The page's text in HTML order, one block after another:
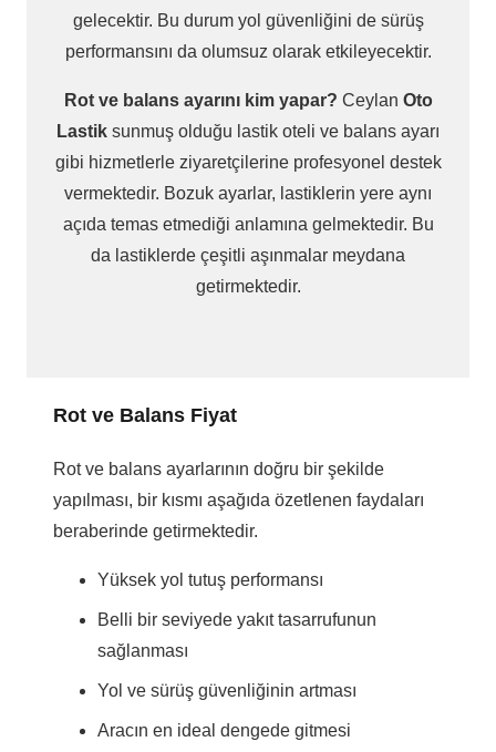
gelecektir. Bu durum yol güvenliğini de sürüş
performansını da olumsuz olarak etkileyecektir.
Rot ve balans ayarını kim yapar? Ceylan Oto
Lastik sunmuş olduğu lastik oteli ve balans ayarı
gibi hizmetlerle ziyaretçilerine profesyonel destek
vermektedir. Bozuk ayarlar, lastiklerin yere aynı
açıda temas etmediği anlamına gelmektedir. Bu
da lastiklerde çeşitli aşınmalar meydana
getirmektedir.
Rot ve Balans Fiyat
Rot ve balans ayarlarının doğru bir şekilde
yapılması, bir kısmı aşağıda özetlenen faydaları
beraberinde getirmektedir.
Yüksek yol tutuş performansı
Belli bir seviyede yakıt tasarrufunun
sağlanması
Yol ve sürüş güvenliğinin artması
Aracın en ideal dengede gitmesi